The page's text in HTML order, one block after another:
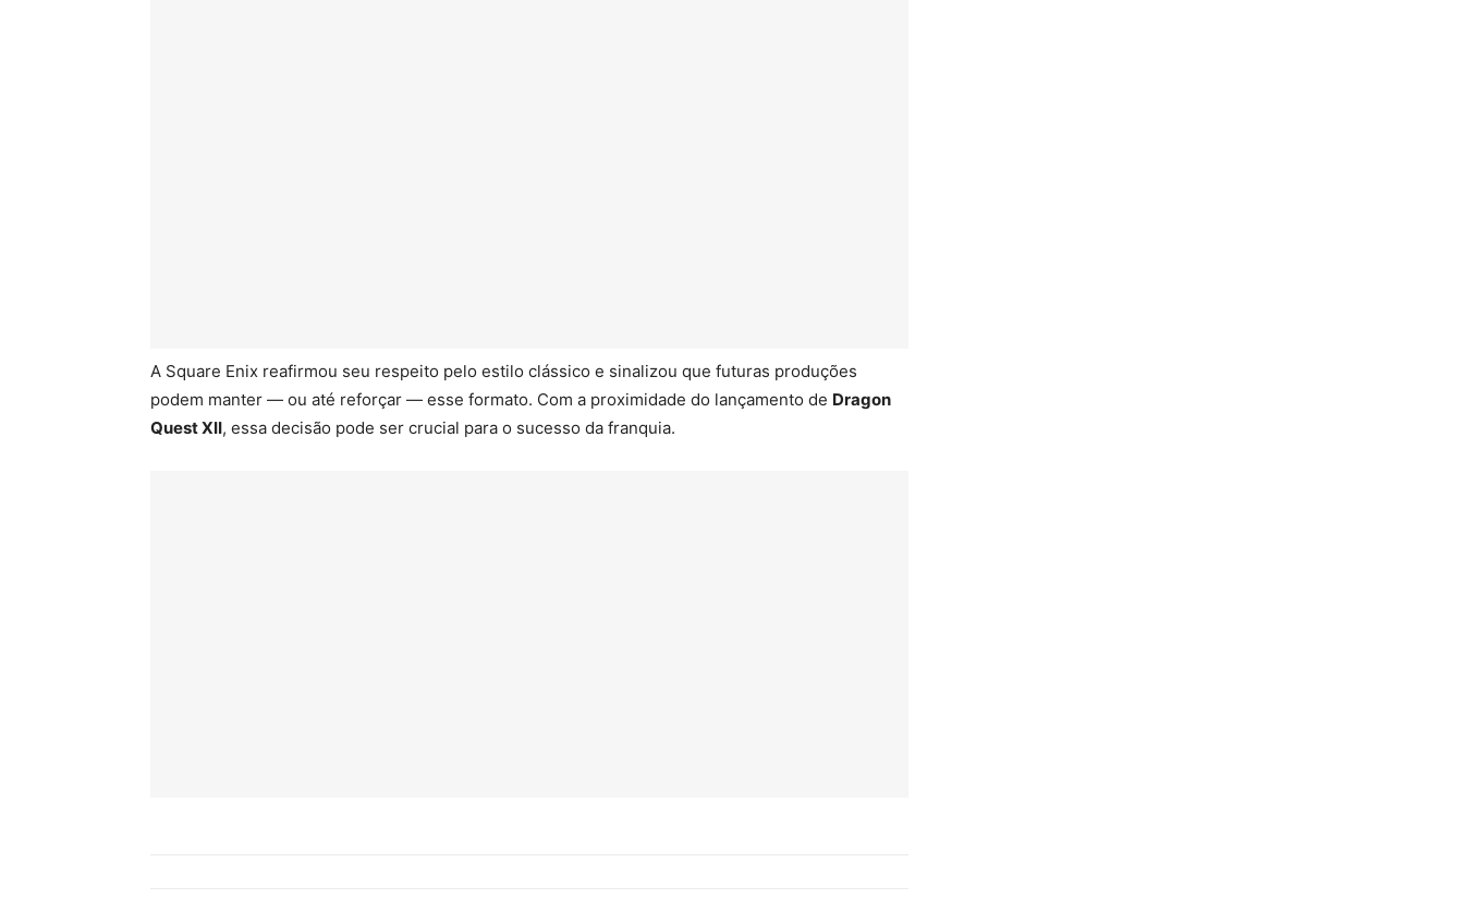
A Square Enix reafirmou seu respeito pelo estilo clássico e sinalizou que futuras produções
podem manter — ou até reforçar — esse formato. Com a proximidade do lançamento de Dragon
Quest XII, essa decisão pode ser crucial para o sucesso da franquia.